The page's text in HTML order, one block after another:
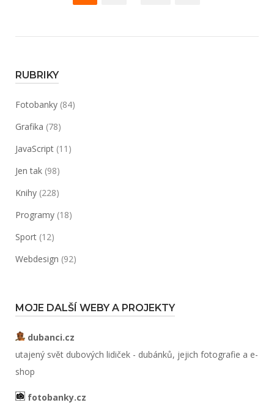
RUBRIKY
Fotobanky (84)
Grafika (78)
JavaScript (11)
Jen tak (98)
Knihy (228)
Programy (18)
Sport (12)
Webdesign (92)
MOJE DALŠÍ WEBY A PROJEKTY
dubanci.cz
utajený svět dubových lidiček - dubánků, jejich fotografie a e-
shop
fotobanky.cz